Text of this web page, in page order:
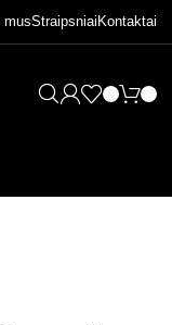
musStraipsniai Kontaktai